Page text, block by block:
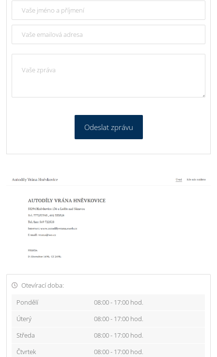
Odeslat zprávu
Otevírací doba:
Pondělí
08:00 - 17:00 hod.
Úterý
08:00 - 17:00 hod.
Středa
08:00 - 17:00 hod.
Čtvrtek
08:00 - 17:00 hod.